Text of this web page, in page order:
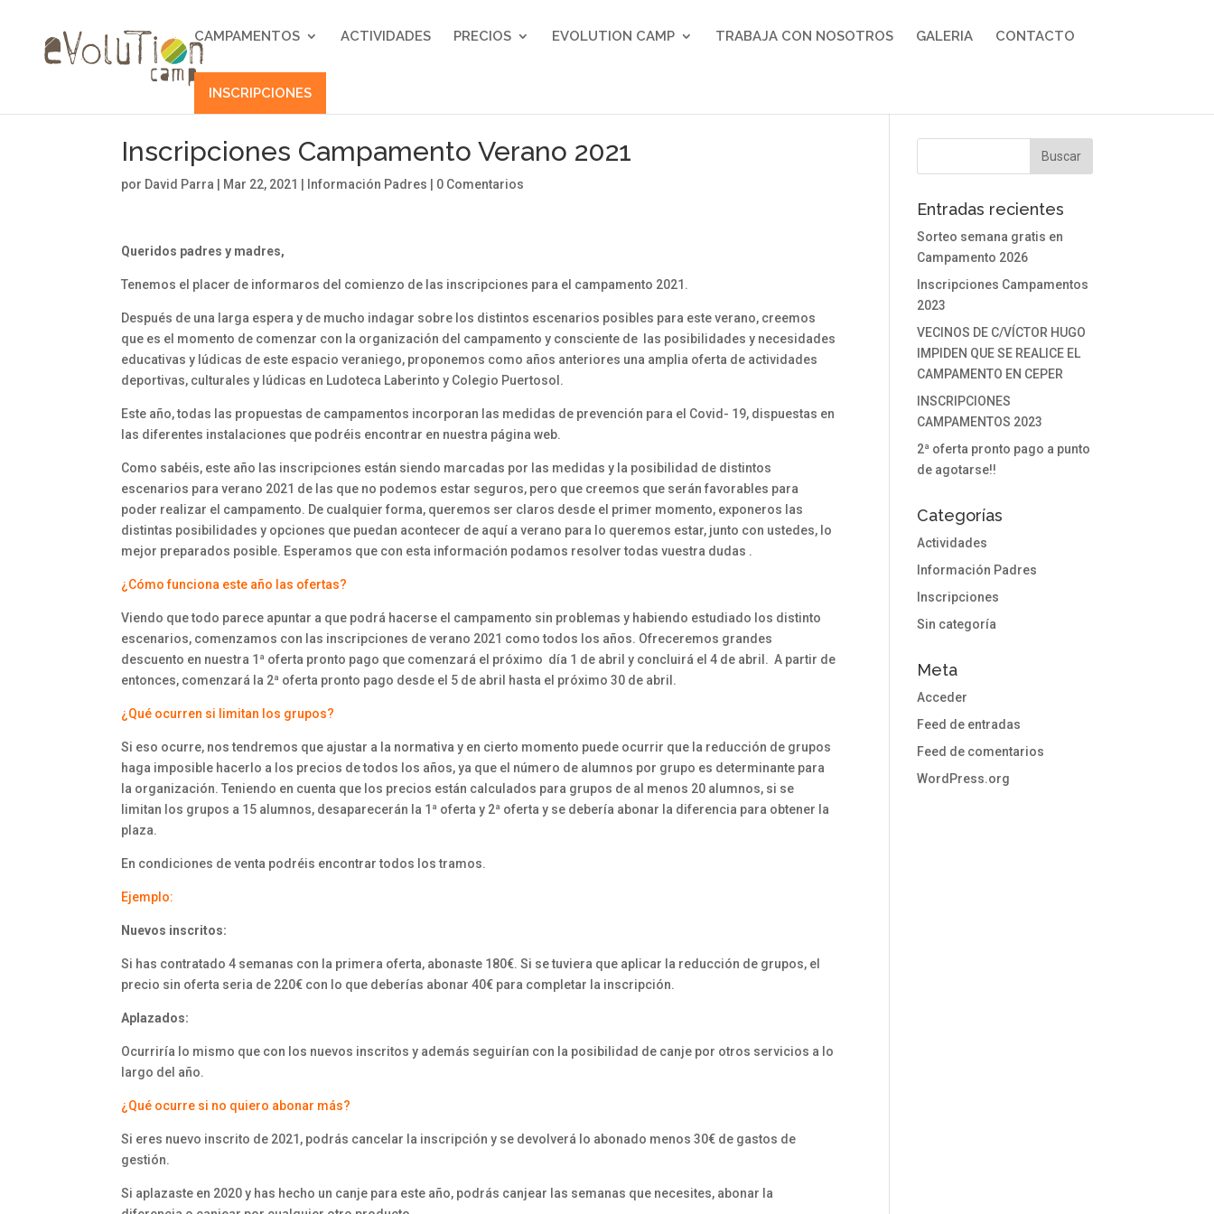
CAMPAMENTOS ACTIVIDADES PRECIOS EVOLUTION CAMP TRABAJA CON NOSOTROS GALERIA CONTACTO
INSCRIPCIONES
Inscripciones Campamento Verano 2021
por David Parra Mar 22, 2021 Información Padres 0 Comentarios
Queridos padres y madres,
Tenemos el placer de informaros del comienzo de las inscripciones para el campamento 2021.
Después de una larga espera y de mucho indagar sobre los distintos escenarios posibles para este verano, creemos
que es el momento de comenzar con la organización del campamento y consciente de las posibilidades y necesidades
educativas y lúdicas de este espacio veraniego, proponemos como años anteriores una amplia oferta de actividades
deportivas, culturales y lúdicas en Ludoteca Laberinto y Colegio Puertosol.
Este año, todas las propuestas de campamentos incorporan las medidas de prevención para el Covid- 19, dispuestas en
las diferentes instalaciones que podréis encontrar en nuestra página web.
Como sabéis, este año las inscripciones están siendo marcadas por las medidas y la posibilidad de distintos
escenarios para verano 2021 de las que no podemos estar seguros, pero que creemos que serán favorables para
poder realizar el campamento. De cualquier forma, queremos ser claros desde el primer momento, exponeros las
distintas posibilidades y opciones que puedan acontecer de aquí a verano para lo queremos estar, junto con ustedes, lo
mejor preparados posible. Esperamos que con esta información podamos resolver todas vuestra dudas .
¿Cómo funciona este año las ofertas?
Viendo que todo parece apuntar a que podrá hacerse el campamento sin problemas y habiendo estudiado los distinto
escenarios, comenzamos con las inscripciones de verano 2021 como todos los años. Ofreceremos grandes
descuento en nuestra 1ª oferta pronto pago que comenzará el próximo día 1 de abril y concluirá el 4 de abril. A partir de
entonces, comenzará la 2ª oferta pronto pago desde el 5 de abril hasta el próximo 30 de abril.
¿Qué ocurren si limitan los grupos?
Si eso ocurre, nos tendremos que ajustar a la normativa y en cierto momento puede ocurrir que la reducción de grupos
haga imposible hacerlo a los precios de todos los años, ya que el número de alumnos por grupo es determinante para
la organización. Teniendo en cuenta que los precios están calculados para grupos de al menos 20 alumnos, si se
limitan los grupos a 15 alumnos, desaparecerán la 1ª oferta y 2ª oferta y se debería abonar la diferencia para obtener la
plaza.
En condiciones de venta podréis encontrar todos los tramos.
Ejemplo:
Nuevos inscritos:
Si has contratado 4 semanas con la primera oferta, abonaste 180€. Si se tuviera que aplicar la reducción de grupos, el
precio sin oferta seria de 220€ con lo que deberías abonar 40€ para completar la inscripción.
Aplazados:
Ocurriría lo mismo que con los nuevos inscritos y además seguirían con la posibilidad de canje por otros servicios a lo
largo del año.
¿Qué ocurre si no quiero abonar más?
Si eres nuevo inscrito de 2021, podrás cancelar la inscripción y se devolverá lo abonado menos 30€ de gastos de
gestión.
Si aplazaste en 2020 y has hecho un canje para este año, podrás canjear las semanas que necesites, abonar la
Entradas recientes
Sorteo semana gratis en
Campamento 2026
Inscripciones Campamentos
2023
VECINOS DE C/VÍCTOR HUGO
IMPIDEN QUE SE REALICE EL
CAMPAMENTO EN CEPER
INSCRIPCIONES
CAMPAMENTOS 2023
2ª oferta pronto pago a punto
de agotarse!!
Categorías
Actividades
Información Padres
Inscripciones
Sin categoría
Meta
Acceder
Feed de entradas
Feed de comentarios
WordPress.org